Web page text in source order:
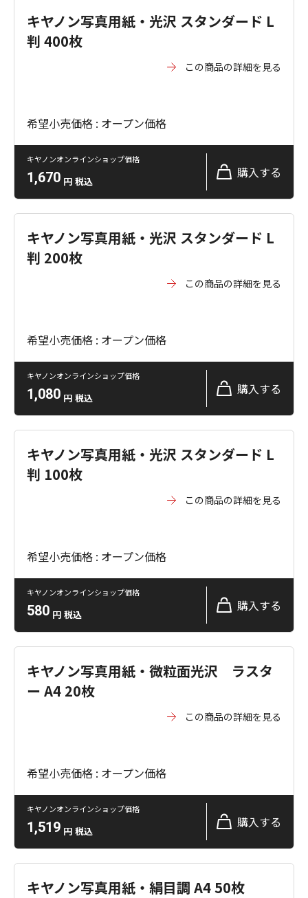
キヤノン写真用紙・光沢 スタンダード L
判 400枚
この商品の詳細を見る
希望小売価格 : オープン価格
キヤノンオンラインショップ価格
1,670 円 税込
購入する
キヤノン写真用紙・光沢 スタンダード L
判 200枚
この商品の詳細を見る
希望小売価格 : オープン価格
キヤノンオンラインショップ価格
1,080 円 税込
購入する
キヤノン写真用紙・光沢 スタンダード L
判 100枚
この商品の詳細を見る
希望小売価格 : オープン価格
キヤノンオンラインショップ価格
580 円 税込
購入する
キヤノン写真用紙・微粒面光沢 ラスタ
ー A4 20枚
この商品の詳細を見る
希望小売価格 : オープン価格
キヤノンオンラインショップ価格
1,519 円 税込
購入する
キヤノン写真用紙・絹目調 A4 50枚